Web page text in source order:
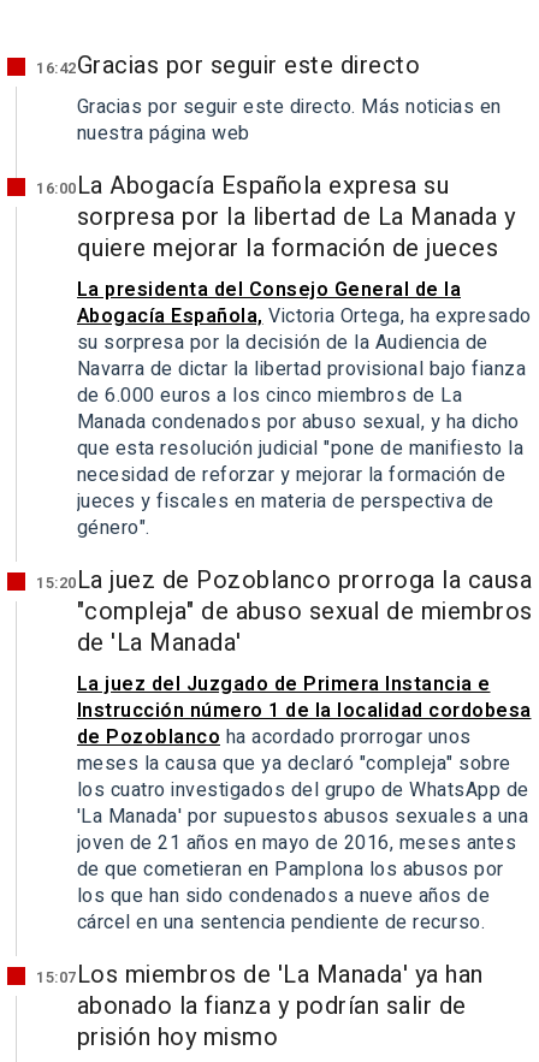
16:42Gracias por seguir este directo
Gracias por seguir este directo. Más noticias en
nuestra página web
16:00La Abogacía Española expresa su
sorpresa por la libertad de La Manada y
quiere mejorar la formación de jueces
La presidenta del Consejo General de la
Abogacía Española, Victoria Ortega, ha expresado
su sorpresa por la decisión de la Audiencia de
Navarra de dictar la libertad provisional bajo fianza
de 6.000 euros a los cinco miembros de La
Manada condenados por abuso sexual, y ha dicho
que esta resolución judicial "pone de manifiesto la
necesidad de reforzar y mejorar la formación de
jueces y fiscales en materia de perspectiva de
género".
15:20La juez de Pozoblanco prorroga la causa
"compleja" de abuso sexual de miembros
de 'La Manada'
La juez del Juzgado de Primera Instancia e
Instrucción número 1 de la localidad cordobesa
de Pozoblanco ha acordado prorrogar unos
meses la causa que ya declaró "compleja" sobre
los cuatro investigados del grupo de WhatsApp de
'La Manada' por supuestos abusos sexuales a una
joven de 21 años en mayo de 2016, meses antes
de que cometieran en Pamplona los abusos por
los que han sido condenados a nueve años de
cárcel en una sentencia pendiente de recurso.
15:07Los miembros de 'La Manada' ya han
abonado la fianza y podrían salir de
prisión hoy mismo